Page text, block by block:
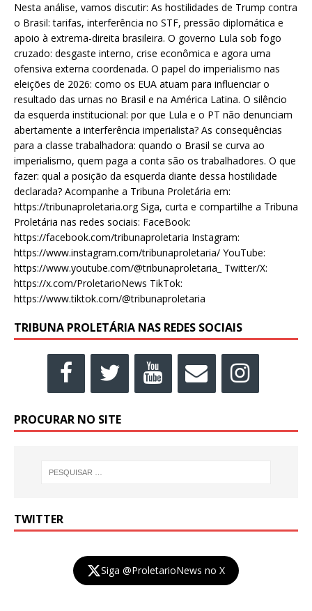
Nesta análise, vamos discutir: As hostilidades de Trump contra
o Brasil: tarifas, interferência no STF, pressão diplomática e
apoio à extrema-direita brasileira. O governo Lula sob fogo
cruzado: desgaste interno, crise econômica e agora uma
ofensiva externa coordenada. O papel do imperialismo nas
eleições de 2026: como os EUA atuam para influenciar o
resultado das urnas no Brasil e na América Latina. O silêncio
da esquerda institucional: por que Lula e o PT não denunciam
abertamente a interferência imperialista? As consequências
para a classe trabalhadora: quando o Brasil se curva ao
imperialismo, quem paga a conta são os trabalhadores. O que
fazer: qual a posição da esquerda diante dessa hostilidade
declarada? Acompanhe a Tribuna Proletária em:
https://tribunaproletaria.org Siga, curta e compartilhe a Tribuna
Proletária nas redes sociais: FaceBook:
https://facebook.com/tribunaproletaria Instagram:
https://www.instagram.com/tribunaproletaria/ YouTube:
https://www.youtube.com/@tribunaproletaria_ Twitter/X:
https://x.com/ProletarioNews TikTok:
https://www.tiktok.com/@tribunaproletaria
TRIBUNA PROLETÁRIA NAS REDES SOCIAIS
PROCURAR NO SITE
TWITTER
Siga @ProletarioNews no X